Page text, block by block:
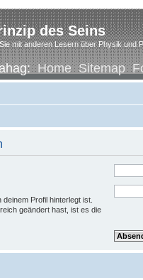
des Seins
mit anderen Lesern über Physik und
Home Sitemap
Profil hinterlegt ist.
geändert hast, ist es die